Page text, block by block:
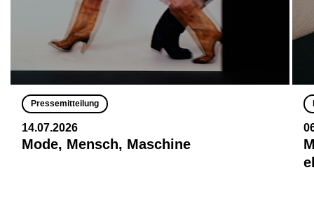
Pressemitteilung
14.07.2026
Mode, Mensch, Maschine